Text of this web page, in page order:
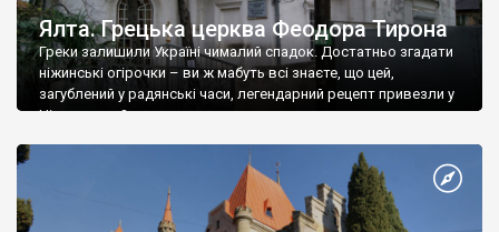
Ялта. Грецька церква Феодора Тирона
Греки залишили Україні чималий спадок. Достатньо згадати
ніжинські огірочки – ви ж мабуть всі знаєте, що цей,
загублений у радянські часи, легендарний рецепт привезли у
Ніжин греки?